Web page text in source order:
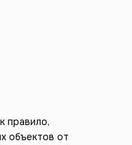
правило,
объектов от